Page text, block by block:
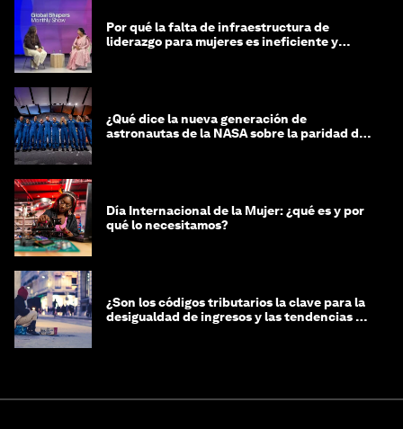
Por qué la falta de infraestructura de
liderazgo para mujeres es ineficiente y
¿Qué dice la nueva generación de
astronautas de la NASA sobre la paridad de
Día Internacional de la Mujer: ¿qué es y por
qué lo necesitamos?
¿Son los códigos tributarios la clave para la
desigualdad de ingresos y las tendencias de